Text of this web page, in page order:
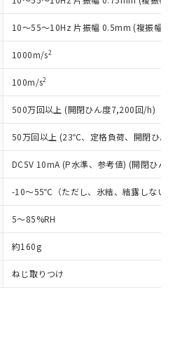
10～55～10Hz 片振幅 0.5mm (複振幅
1000m/s2
100m/s2
500万回以上 (開閉ひん度7,200回/h)
50万回以上 (23℃、定格負荷、開閉ひん
DC5V 10mA (P水準、参考値) (開閉ひん
-10～55℃（ただし、氷結、結露しない
5～85%RH
約160g
ねじ取りつけ
。
況および標準価格はお客
、またはお客様担当のオ
器販売店・当社販売員に
い。
器販売店や当社販売拠
ットワーク
」をご確認
び標準価格結果を当社の
く第三者に漏洩または開
お願いします。
能（部品リスト作成サー
用いただくには、I-Web
ご登録されている必要が
ェブサイト上で当社にご
品リストについて、当社
共同利用者が、当社の製
に関するお客様との取
要な範囲で利用すること
タル酸ビス(2-エチルヘキシ
1000ppm以下、フタル酸ブチ
以下、フタル酸ジブチル
、フタル酸ジイソブチル
監視および制御機器に対する
質については閾値を超える意
状況などにより、予定
あります。
ダウンロード
: 1000ppm、 DIBP(フタル酸ジ
BBP(フタル酸ブチルベンジ
チルヘキシル)) : 1000ppm
期限
10物質）のすべてが基
を示します。
用状況下において有害物
、環境に深刻な影響を
味します。
。当社販売部門へお問
物を破棄する場合は、完
など、違法に輸出されな
手段を講じます。
品を、核兵器、ミサイ
、生物兵器またはその他
れらの製造装置等に一切
せん。
製品を第三者に販売する
1、2および3の内容を当
知します。また当社は、
販売に係わる関係者が違
おそれがある場合は、取
しません。
上の在庫あり
は満たないが在庫あり
(最新の在庫状況につ
お客様のお取引先、ま
様担当のオムロン制御
店・当社販売員にご確
い)
機種、また在庫状況の
開していない機種